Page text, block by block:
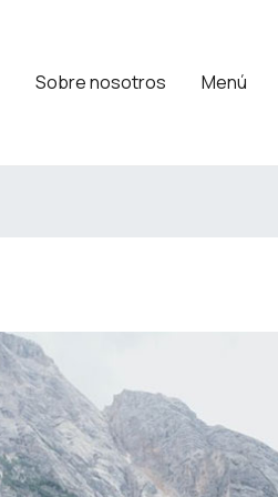
Sobre nosotros Menú